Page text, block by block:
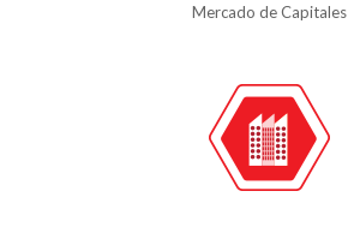
Mercado de Capitales